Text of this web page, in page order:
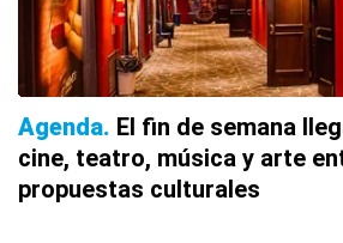
Agenda El fin de semana
cine, teatro, música y arte
propuestas culturales